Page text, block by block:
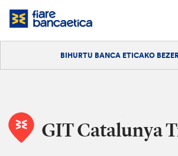
Pasatu
edukia
BIHURTU BANCA ETICAKO
GIT Catalunya